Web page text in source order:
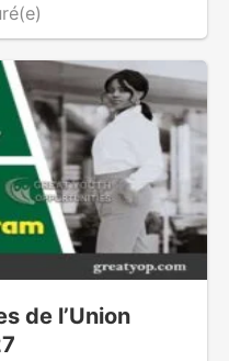
de l’Union